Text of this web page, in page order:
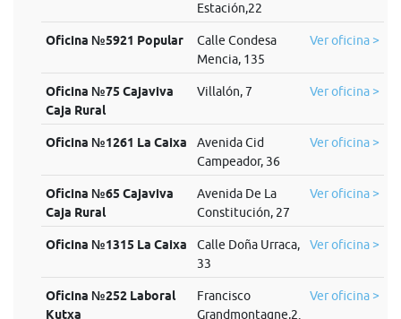
Estación,22
Oficina №5921 Popular
Calle Condesa
Mencia, 135
Ver oficina >
Oficina №75 Cajaviva
Caja Rural
Villalón, 7 Ver oficina >
Oficina №1261 La Caixa
Avenida Cid
Campeador, 36
Ver oficina >
Oficina №65 Cajaviva
Caja Rural
Avenida De La
Constitución, 27
Ver oficina >
Oficina №1315 La Caixa
Calle Doña Urraca,
33
Ver oficina >
Oficina №252 Laboral
Kutxa
Francisco
Grandmontagne,2.
Ver oficina >